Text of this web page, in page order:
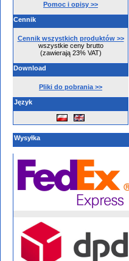
Pomoc i opisy >>
Cennik
Cennik wszystkich produktów >>
wszystkie ceny brutto
(zawierają 23% VAT)
Download
Pliki do pobrania >>
Język
Wysyłka